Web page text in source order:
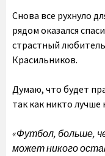
Снова все рухнуло
рядом оказался
страстный
Красильников.
Думаю, что будет
так как никто лучше
«Футбол, больше,
может никого